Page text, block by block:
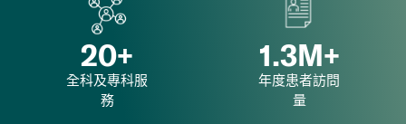
20+
全科及專科服
務
1.3M+
年度患者訪問
量